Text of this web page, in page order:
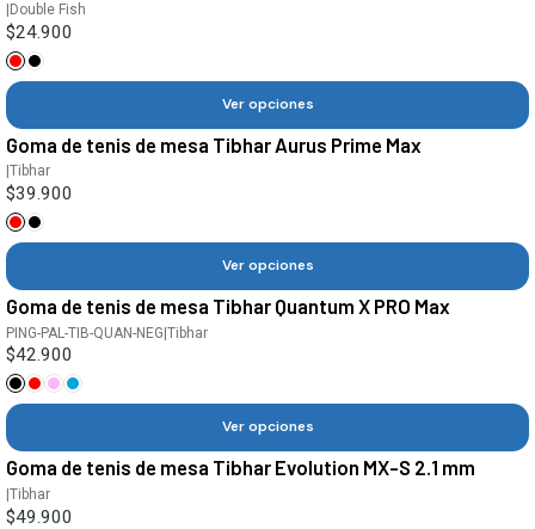
Double Fish
$24.900
Ver opciones
Goma de tenis de mesa Tibhar Aurus Prime Max
|Tibhar
$39.900
Ver opciones
Goma de tenis de mesa Tibhar Quantum X PRO Max
PING-PAL-TIB-QUAN-NEG|Tibhar
$42.900
Ver opciones
Goma de tenis de mesa Tibhar Evolution MX-S 2.1 mm
|Tibhar
$49.900